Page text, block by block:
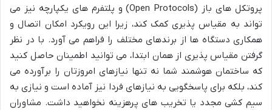
پروتکل های باز (Open Protocols) و پلتفرم های یکپارچه نیز می
تواند به مقیاس پذیری کمک کند، زیرا این رویکرد امکان اتصال و
همکاری دستگاه ها از برندهای مختلف را فراهم می آورد. با در نظر
گرفتن مقیاس پذیری از همان ابتدا، می توانید اطمینان حاصل کنید
که ساختمان هوشمند شما نه تنها نیازهای امروزتان را برآورده می
کند، بلکه برای پاسخگویی به نیازهای فردا نیز آماده است و نیازی به
سیم کشی مجدد یا تخریب های پرهزینه نخواهید داشت. مشاوران